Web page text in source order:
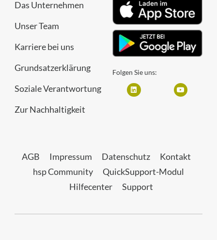
Das Unternehmen
Unser Team
Karriere bei uns
Grundsatzerklärung
Soziale Verantwortung
Zur Nachhaltigkeit
Folgen Sie uns:
AGB Impressum Datenschutz
Kontakt
hsp Community
QuickSupport-Modul
Hilfecenter
Support